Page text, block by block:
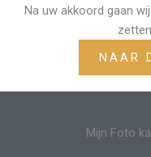
Na uw akkoord gaan
NAAR
Mijn Foto